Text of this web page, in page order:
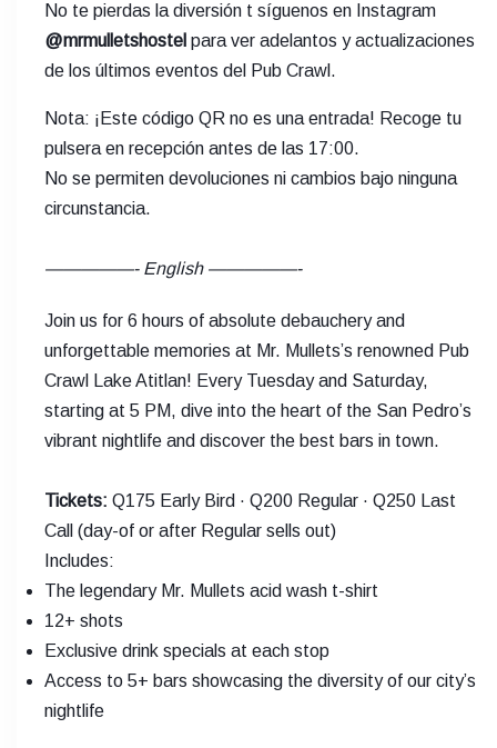
No te pierdas la diversión t síguenos en Instagram
@mrmulletshostel para ver adelantos y actualizaciones
de los últimos eventos del Pub Crawl.
Nota: ¡Este código QR no es una entrada! Recoge tu
pulsera en recepción antes de las 17:00.
No se permiten devoluciones ni cambios bajo ninguna
circunstancia.
—————- English —————-
Join us for 6 hours of absolute debauchery and
unforgettable memories at Mr. Mullets’s renowned Pub
Crawl Lake Atitlan! Every Tuesday and Saturday,
starting at 5 PM, dive into the heart of the San Pedro’s
vibrant nightlife and discover the best bars in town.
Tickets: Q175 Early Bird · Q200 Regular · Q250 Last
Call (day-of or after Regular sells out)
Includes:
The legendary Mr. Mullets acid wash t-shirt
12+ shots
Exclusive drink specials at each stop
Access to 5+ bars showcasing the diversity of our city’s
nightlife